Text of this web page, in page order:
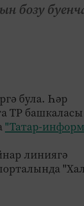
бозу
була. Һәр
ТР башкаласы
"Татар-
линиягә